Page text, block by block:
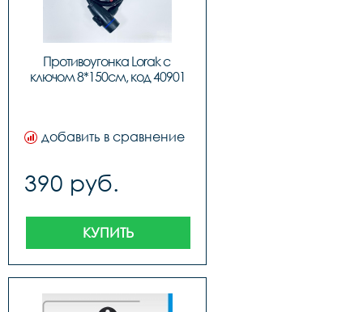
Противоугонка Lorak с
ключом 8*150см, код 40901
добавить в сравнение
390 руб.
КУПИТЬ